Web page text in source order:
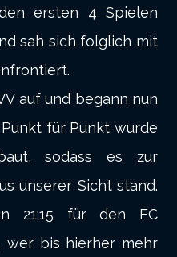
ersten 4 Spielen
sah sich folglich mit
auf und begann nun
für Punkt wurde
sodass es zur
unserer Sicht stand.
21:15 für den FC
wer bis hierher mehr